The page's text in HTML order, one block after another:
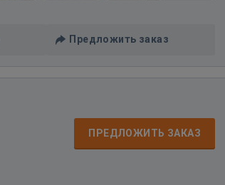
Предложить заказ
ПРЕДЛОЖИТЬ ЗАКАЗ